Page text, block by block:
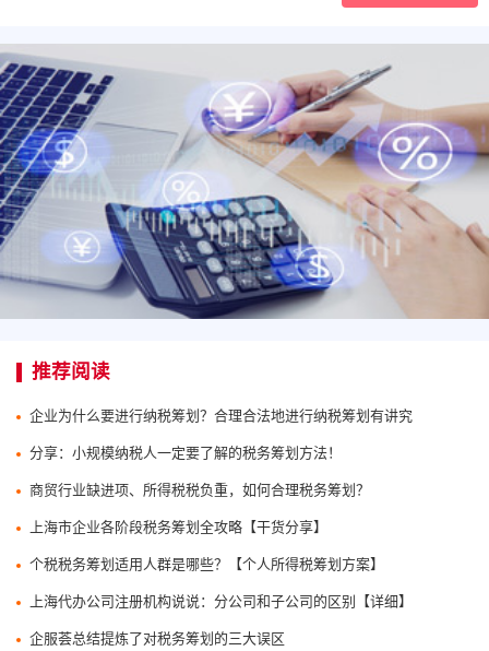
推荐阅读
企业为什么要进行纳税筹划？合理合法地进行纳税筹划有讲究
分享：小规模纳税人一定要了解的税务筹划方法！
商贸行业缺进项、所得税税负重，如何合理税务筹划？
上海市企业各阶段税务筹划全攻略【干货分享】
个税税务筹划适用人群是哪些？【个人所得税筹划方案】
上海代办公司注册机构说说：分公司和子公司的区别【详细】
企服荟总结提炼了对税务筹划的三大误区